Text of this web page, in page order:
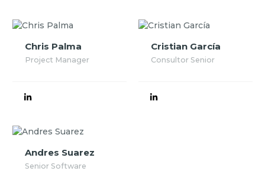
Chris Palma
Project Manager
Cristian García
Consultor Senior
Andres Suarez
Senior Software